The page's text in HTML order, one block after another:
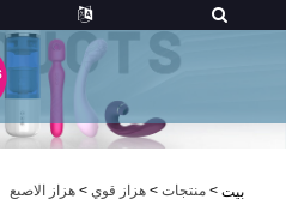
بيت > منتجات > هزاز قوي > هزاز الاصبع